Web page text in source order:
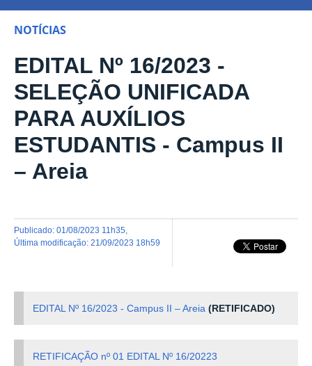
NOTÍCIAS
EDITAL Nº 16/2023 -
SELEÇÃO UNIFICADA
PARA AUXÍLIOS
ESTUDANTIS - Campus II
– Areia
publicado: 01/08/2023 11h35
última modificação: 21/09/2023 18h59
EDITAL Nº 16/2023 - Campus II – Areia (RETIFICADO)
RETIFICAÇÃO nº 01 EDITAL Nº 16/20223